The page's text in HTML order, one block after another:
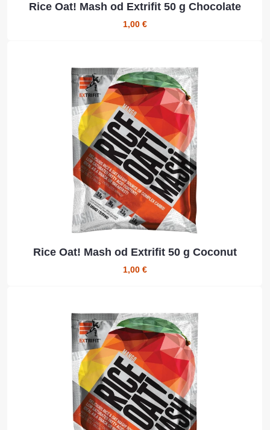
Rice Oat! Mash od Extrifit 50 g Chocolate
1,00 €
Rice Oat! Mash od Extrifit 50 g Coconut
1,00 €